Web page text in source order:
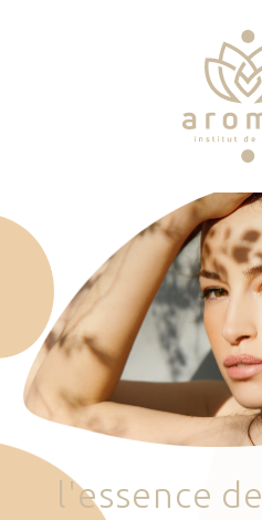
Soins
Je veux faire un bon cadeau
Plan d’accès
Prendre RDV
'essence de